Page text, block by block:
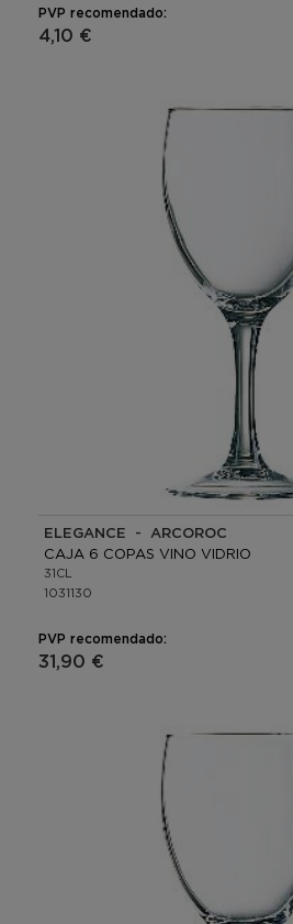
PVP recomendado:
4,10 €
ELEGANCE - ARCOROC
CAJA 6 COPAS VINO VIDRIO
31CL
1031130
PVP recomendado:
31,90 €